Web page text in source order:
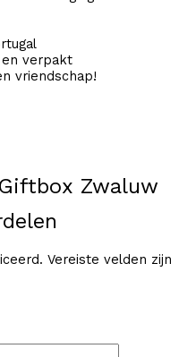
verpakt
vriendschap!
Zwaluw
Vereiste velden zijn